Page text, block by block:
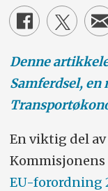
Denne
Samferdsel,
En viktig del
Kommisjonens
EU-forordning